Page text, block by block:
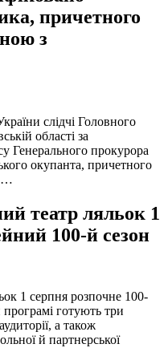
причетного
з
слідчі Головного
області за
Генерального прокурора
окупанта, причетного
…
театр ляльок 1
100-й сезон
1 серпня розпочне 100-
готують три
а також
й партнерської